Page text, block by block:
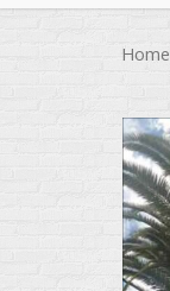
Home